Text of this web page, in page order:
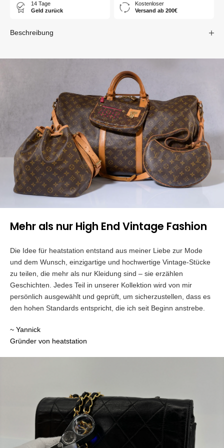
14 Tage
Geld zurück
Kostenloser
Versand ab 200€
Beschreibung
Mehr als nur High End Vintage Fashion
Die Idee für heatstation entstand aus meiner Liebe zur Mode
und dem Wunsch, einzigartige und hochwertige Vintage-Stücke
zu teilen, die mehr als nur Kleidung sind – sie erzählen
Geschichten. Jedes Teil in unserer Kollektion wird von mir
persönlich ausgewählt und geprüft, um sicherzustellen, dass es
den hohen Standards entspricht, die ich seit Beginn anstrebe.
~ Yannick
Gründer von heatstation